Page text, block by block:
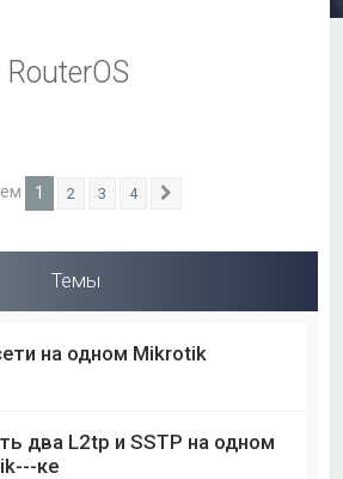
1 2 3 4
Темы
на одном Mikrotik
два L2tp и SSTP на одном
ке